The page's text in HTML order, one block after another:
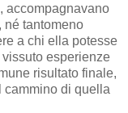
accompagnavano
né tantomeno
a chi ella potesse
esperienze
risultato finale,
cammino di quella